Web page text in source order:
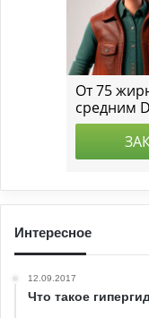
Интересное
12.09.2017
Что такое